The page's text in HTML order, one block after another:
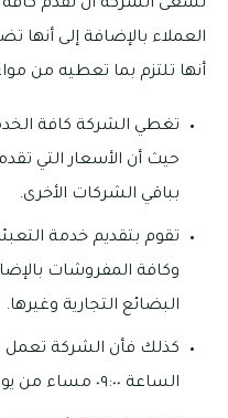
تسعى الشركة أن تقدم كافة
العملاء بالإضافة إلى
أنها تلتزم بما تعطيه من
تغطي الشركة كافة
حيث أن الأسعار التي
بباقي الشركات الأخرى.
تقوم بتقديم خدمة
وكافة المفروشات
البضائع التجارية وغيرها.
الساعة ٠٩:٠٠ مساء من يوم السبت وحتى يوم الخميس.